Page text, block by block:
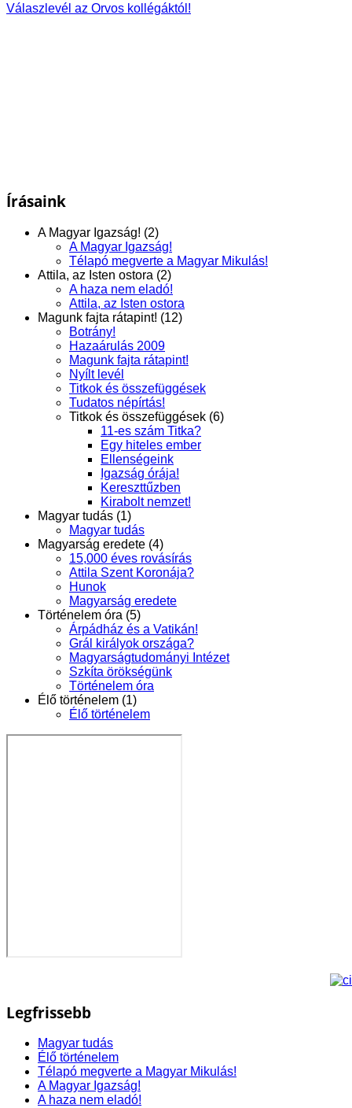
Válaszlevél az Orvos kollégáktól!
Írásaink
A Magyar Igazság! (2)
A Magyar Igazság!
Télapó megverte a Magyar Mikulás!
Attila, az Isten ostora (2)
A haza nem eladó!
Attila, az Isten ostora
Magunk fajta rátapint! (12)
Botrány!
Hazaárulás 2009
Magunk fajta rátapint!
Nyílt levél
Titkok és összefüggések
Tudatos népírtás!
Titkok és összefüggések (6)
11-es szám Titka?
Egy hiteles ember
Ellenségeink
Igazság órája!
Kereszttűzben
Kirabolt nemzet!
Magyar tudás (1)
Magyar tudás
Magyarság eredete (4)
15,000 éves rovásírás
Attila Szent Koronája?
Hunok
Magyarság eredete
Történelem óra (5)
Árpádház és a Vatikán!
Grál királyok országa?
Magyarságtudományi Intézet
Szkíta örökségünk
Történelem óra
Élő történelem (1)
Élő történelem
Legfrissebb
Magyar tudás
Élő történelem
Télapó megverte a Magyar Mikulás!
A Magyar Igazság!
A haza nem eladó!